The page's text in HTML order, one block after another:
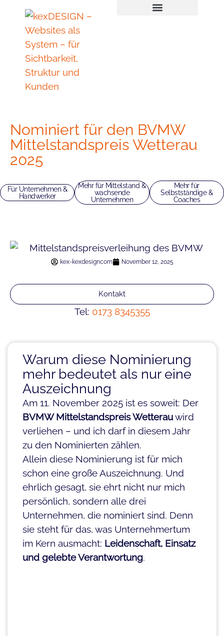
springen
springen
Nominiert für den BVMW
Mittelstandspreis Wetterau
2025
Für Unternehmen &
Handwerker
Mehr für Mittelstand &
wachsende
Unternehmen
Mehr für
Selbstständige &
Coaches
kex-kexdesigncom November 12, 2025
Kontakt
Tel: 0173 8345355
Warum diese Nominierung
mehr bedeutet als nur eine
Auszeichnung
Am 11. November 2025 ist es soweit: Der
BVMW Mittelstandspreis Wetterauwird
verliehen – und ich darf in diesem Jahr
zu den Nominierten zählen.
Allein diese Nominierung ist für mich
schon eine große Auszeichnung. Und
ehrlich gesagt, sie ehrt nicht nur mich
persönlich, sondern alle drei
Unternehmen, die nominiert sind. Denn
sie steht für das, was Unternehmertum
im Kern ausmacht: Leidenschaft, Einsatz
und gelebte Verantwortung.